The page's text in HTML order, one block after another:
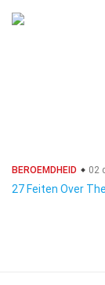
BEROEMDHEID 02
27 Feiten Over